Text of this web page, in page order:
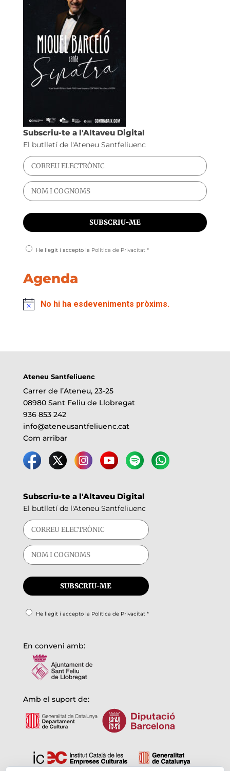
Subscriu-te a l'Altaveu Digital
El butlletí de l'Ateneu Santfeliuenc
He llegit i accepto la Política de Privacitat *
Agenda
No hi ha esdeveniments pròxims.
Ateneu Santfeliuenc
Carrer de l’Ateneu, 23-25
08980 Sant Feliu de Llobregat
936 853 242
info@ateneusantfeliuenc.cat
Com arribar
Subscriu-te a l'Altaveu Digital
El butlletí de l'Ateneu Santfeliuenc
He llegit i accepto la Política de Privacitat*
En conveni amb:
Amb el suport de: